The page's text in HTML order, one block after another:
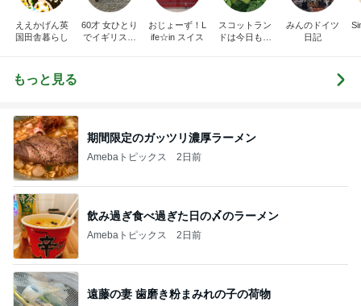
ええかげん英
国田舎暮らし
60才 女ひとり
でイギリスに
おじょーず！L
ife☆in スイス
スコットラン
ドは今日も曇
みんのドイツ
日記
もっと見る
期間限定のガッツリ濃厚ラーメン
Amebaトピックス 2日前
飲み過ぎ食べ過ぎた日の〆のラーメン
Amebaトピックス 2日前
遠藤の妻 歯磨き粉まみれの子の荷物